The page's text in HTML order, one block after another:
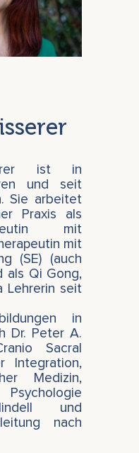
ist in
und seit
Sie arbeitet
Praxis als
mit
mit
(SE) (auch
als Qi Gong,
Lehrerin seit
in
Dr. Peter A.
Sacral
Integration,
Medizin,
Psychologie
und
nach